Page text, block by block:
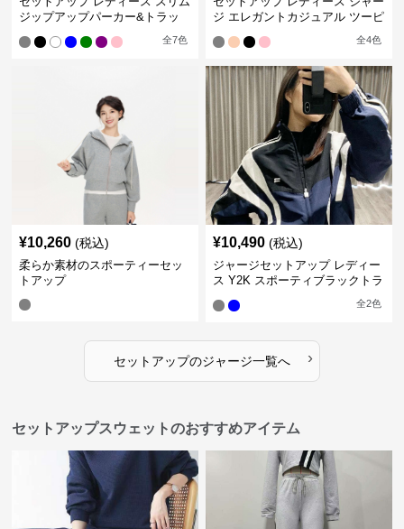
ジップアップパーカー&トラッ
全7色
ジ エレガントカジュアル ツーピ
全4色
¥10,260 (税込)
柔らか素材のスポーティーセッ
トアップ
¥10,490 (税込)
ジャージセットアップ レディー
ス Y2K スポーティブラックトラ
全2色
セットアップのジャージ一覧へ ›
セットアップスウェットのおすすめアイテム